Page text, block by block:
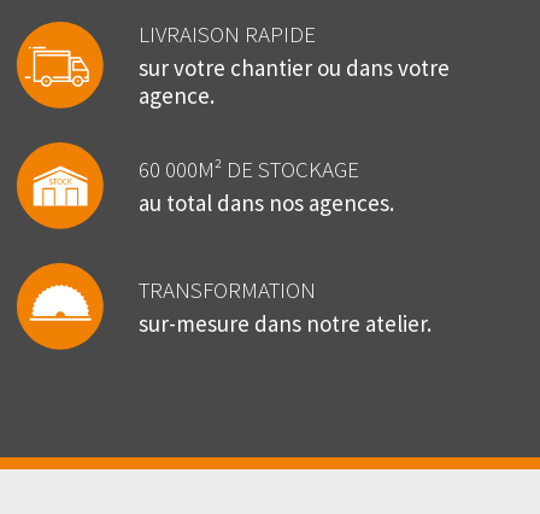
LIVRAISON RAPIDE
sur votre chantier ou dans votre
agence.
60 000M² DE STOCKAGE
au total dans nos agences.
TRANSFORMATION
sur-mesure dans notre atelier.